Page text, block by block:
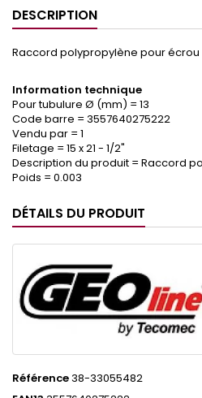
DESCRIPTION
Raccord polypropylène pour écrou
Information technique
Pour tubulure Ø (mm) = 13
Code barre = 3557640275222
Vendu par = 1
Filetage = 15 x 21 - 1/2"
Description du produit = Raccord
Poids = 0.003
DÉTAILS DU PRODUIT
Référence38-33055482